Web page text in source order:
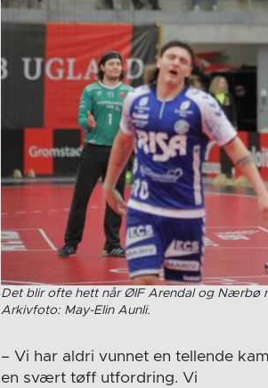
Det blir ofte hett når ØIF Arendal og Nærbø
Arkivfoto: May-Elin Aunli.
– Vi har aldri vunnet en tellende
en svært tøff utfordring. Vi